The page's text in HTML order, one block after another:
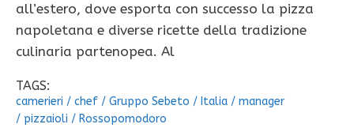
all’estero, dove esporta con successo la pizza
napoletana e diverse ricette della tradizione
culinaria partenopea. Al
TAGS:
camerieri / chef / Gruppo Sebeto / Italia / manager
/ pizzaioli / Rossopomodoro